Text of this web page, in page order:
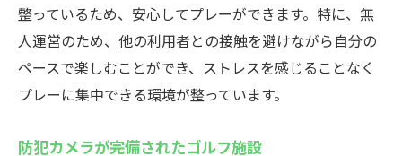
整っているため、安心してプレーができます。特に、無
人運営のため、他の利用者との接触を避けながら自分の
ペースで楽しむことができ、ストレスを感じることなく
プレーに集中できる環境が整っています。
防犯カメラが完備されたゴルフ施設